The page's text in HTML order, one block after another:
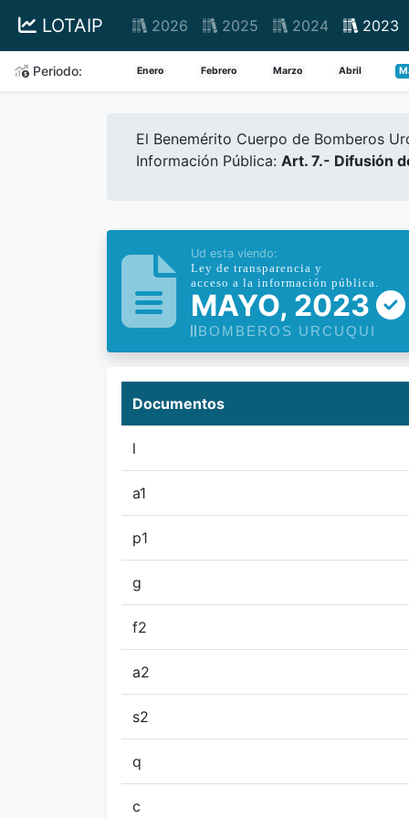
LOTAIP 2026 2025 2024 2023
Periodo: Enero Febrero Marzo Abril
El Benemérito Cuerpo de Bomberos
Información Pública: Art. 7.- Difusión
Ud esta viendo:
Ley de transparencia y
acceso a la información pública.
MAYO, 2023
BOMBEROS URCUQUI
Documentos
l
a1
p1
g
f2
a2
s2
q
c